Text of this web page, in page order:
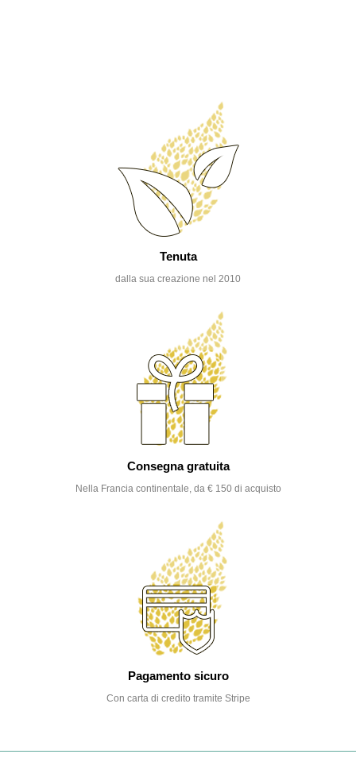
Tenuta
dalla sua creazione nel 2010
Consegna gratuita
Nella Francia continentale, da € 150 di acquisto
Pagamento sicuro
Con carta di credito tramite Stripe